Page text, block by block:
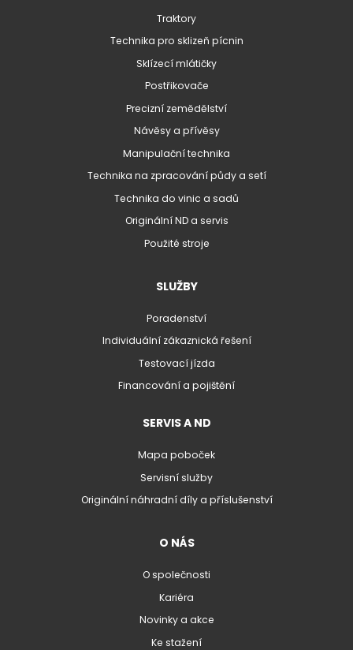
Traktory
Technika pro sklizeň pícnin
Sklízecí mlátičky
Postřikovače
Precizní zemědělství
Návěsy a přívěsy
Manipulační technika
Technika na zpracování půdy a setí
Technika do vinic a sadů
Originální ND a servis
Použité stroje
SLUŽBY
Poradenství
Individuální zákaznická řešení
Testovací jízda
Financování a pojištění
SERVIS A ND
Mapa poboček
Servisní služby
Originální náhradní díly a příslušenství
O NÁS
O společnosti
Kariéra
Novinky a akce
Ke stažení